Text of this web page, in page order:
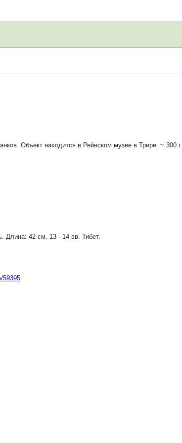
Объект находится в Рейнском музее в Трире. ~ 300 г.
Длина: 42 см. 13 - 14 вв. Тибет.
59395